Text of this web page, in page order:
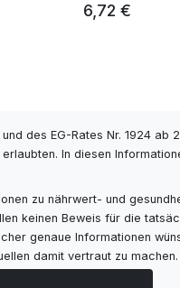
6,72 €
des EG-Rates Nr. 1924
In diesen
zu nährwert- und
keinen Beweis für die
genaue Informationen
damit vertraut zu